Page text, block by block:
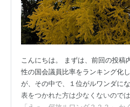
こんにちは。 まずは、前回の投稿
性の国会議員比率をランキング化
が、その中で、１位がルワンダに
表をつかれた方は少なくないので